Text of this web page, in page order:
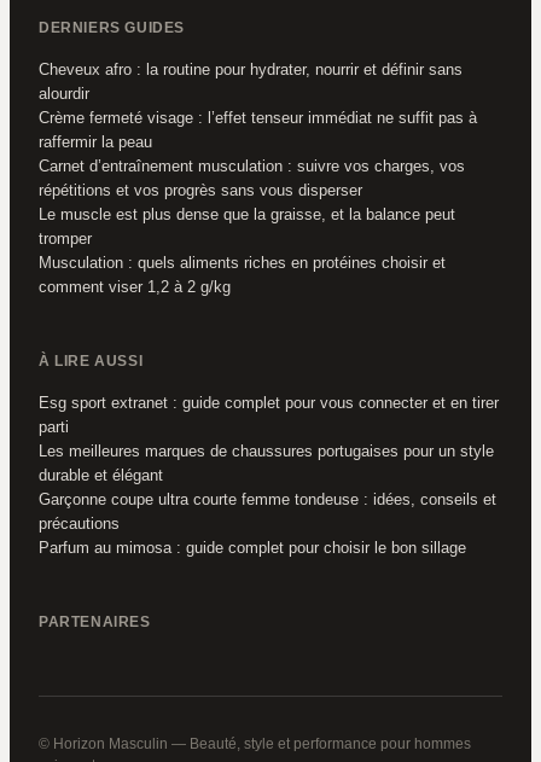
DERNIERS GUIDES
Cheveux afro : la routine pour hydrater, nourrir et définir sans
alourdir
Crème fermeté visage : l’effet tenseur immédiat ne suffit pas à
raffermir la peau
Carnet d’entraînement musculation : suivre vos charges, vos
répétitions et vos progrès sans vous disperser
Le muscle est plus dense que la graisse, et la balance peut
tromper
Musculation : quels aliments riches en protéines choisir et
comment viser 1,2 à 2 g/kg
À LIRE AUSSI
Esg sport extranet : guide complet pour vous connecter et en tirer
parti
Les meilleures marques de chaussures portugaises pour un style
durable et élégant
Garçonne coupe ultra courte femme tondeuse : idées, conseils et
précautions
Parfum au mimosa : guide complet pour choisir le bon sillage
PARTENAIRES
© Horizon Masculin — Beauté, style et performance pour hommes